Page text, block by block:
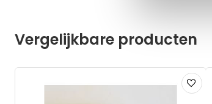
Vergelijkbare producten
Voeg
toe